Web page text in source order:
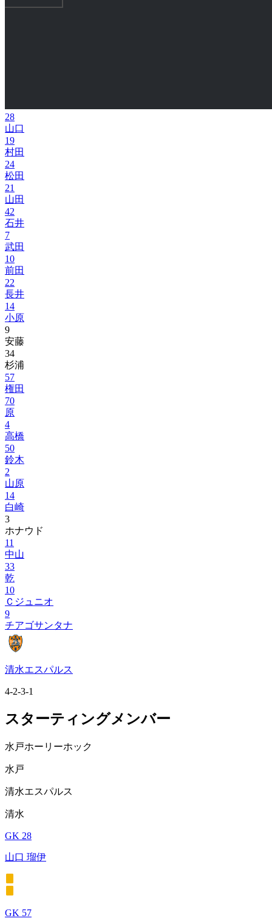
28
山口
19
村田
24
松田
21
山田
42
石井
7
武田
10
前田
22
長井
14
小原
9
安藤
34
杉浦
57
権田
70
原
4
高橋
50
鈴木
2
山原
14
白崎
3
ホナウド
11
中山
33
乾
10
Ｃジュニオ
9
チアゴサンタナ
清水エスパルス
4-2-3-1
スターティングメンバー
水戸ホーリーホック
水戸
清水エスパルス
清水
GK 28
山口 瑠伊
GK 57